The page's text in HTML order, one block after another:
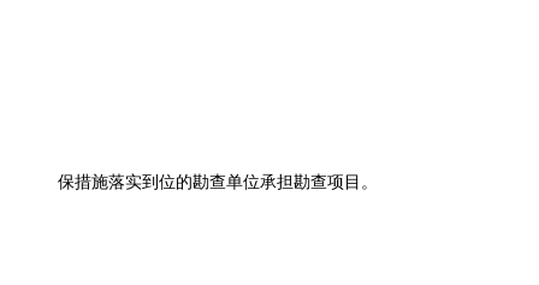
保措施落实到位的勘查单位承担勘查项目。